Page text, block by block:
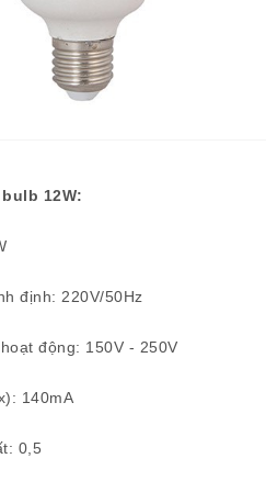
12W:
định: 220V/50Hz
động: 150V - 250V
140mA
0,5